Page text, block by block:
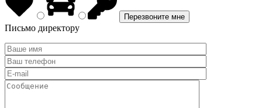
Письмо директору